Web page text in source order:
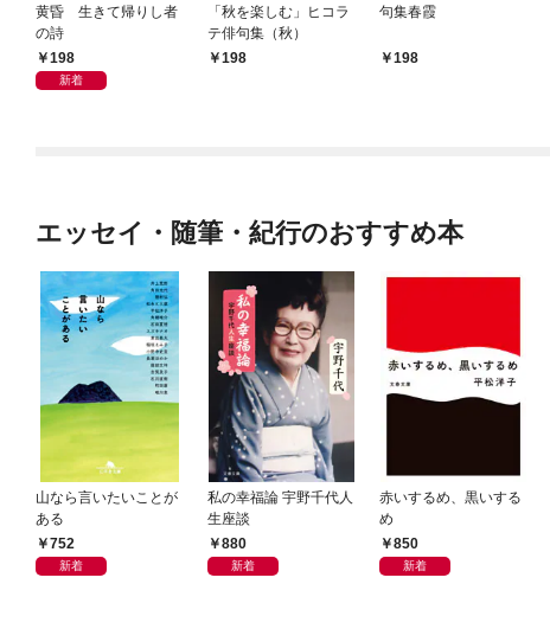
黄昏 生きて帰りし者
の詩
198
新着
「秋を楽しむ」ヒコラ
テ俳句集（秋）
198
句集春霞
198
エッセイ・随筆・紀行のおすすめ本
山なら言いたいことが
ある
752
新着
私の幸福論 宇野千代人
生座談
880
新着
赤いするめ、黒いする
め
850
新着